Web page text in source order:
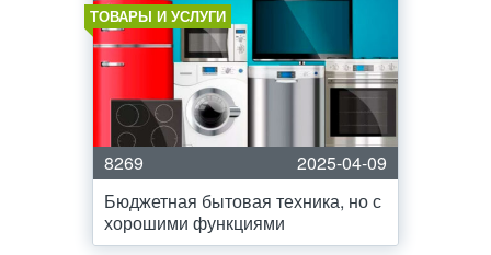
ТОВАРЫ И УСЛУГИ
8269
2025-04-09
Бюджетная бытовая техника, но с
хорошими функциями